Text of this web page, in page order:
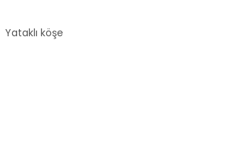
Yataklı köşe